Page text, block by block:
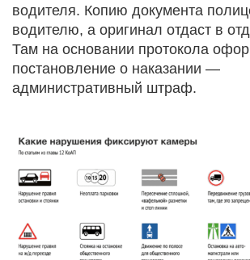
водителя. Копию документа
водителю, а оригинал отдаст в
Там на основании протокола
постановление о наказании —
административный штраф.